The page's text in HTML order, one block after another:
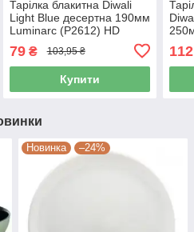
Тарілка блакитна Diwali
Light Blue десертна 190мм
Luminarc (P2612) HD
79₴ 103,95 ₴
Купити
Новинка –24%